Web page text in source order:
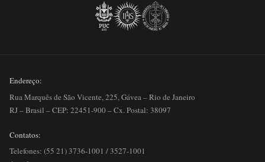
Endereço:
Rua Marquês de São Vicente, 225, Gávea – Rio de Janeiro
RJ – Brasil – CEP: 22451-900 – Cx. Postal: 38097
Contatos:
Telefones: (55 21) 3736-1001 / 3527-1001